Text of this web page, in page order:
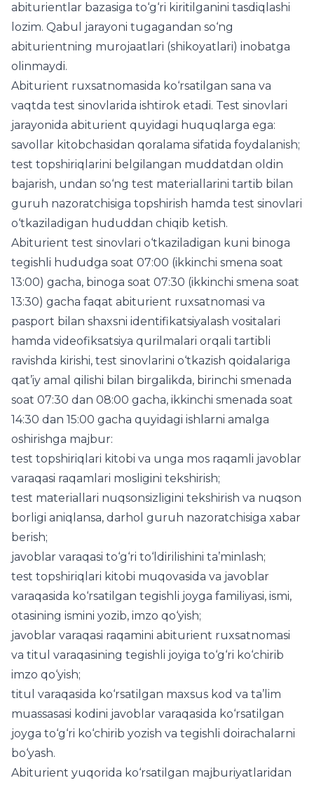
abiturientlar bazasiga to‘g‘ri kiritilganini tasdiqlashi
lozim. Qabul jarayoni tugagandan so‘ng
abiturientning murojaatlari (shikoyatlari) inobatga
olinmaydi.
Abiturient ruxsatnomasida ko‘rsatilgan sana va
vaqtda test sinovlarida ishtirok etadi. Test sinovlari
jarayonida abiturient quyidagi huquqlarga ega:
savollar kitobchasidan qoralama sifatida foydalanish;
test topshiriqlarini belgilangan muddatdan oldin
bajarish, undan so‘ng test materiallarini tartib bilan
guruh nazoratchisiga topshirish hamda test sinovlari
o‘tkaziladigan hududdan chiqib ketish.
Abiturient test sinovlari o‘tkaziladigan kuni binoga
tegishli hududga soat 07:00 (ikkinchi smena soat
13:00) gacha, binoga soat 07:30 (ikkinchi smena soat
13:30) gacha faqat abiturient ruxsatnomasi va
pasport bilan shaxsni identifikatsiyalash vositalari
hamda videofiksatsiya qurilmalari orqali tartibli
ravishda kirishi, test sinovlarini o‘tkazish qoidalariga
qat’iy amal qilishi bilan birgalikda, birinchi smenada
soat 07:30 dan 08:00 gacha, ikkinchi smenada soat
14:30 dan 15:00 gacha quyidagi ishlarni amalga
oshirishga majbur:
test topshiriqlari kitobi va unga mos raqamli javoblar
varaqasi raqamlari mosligini tekshirish;
test materiallari nuqsonsizligini tekshirish va nuqson
borligi aniqlansa, darhol guruh nazoratchisiga xabar
berish;
javoblar varaqasi to‘g‘ri to‘ldirilishini ta’minlash;
test topshiriqlari kitobi muqovasida va javoblar
varaqasida ko‘rsatilgan tegishli joyga familiyasi, ismi,
otasining ismini yozib, imzo qo‘yish;
javoblar varaqasi raqamini abiturient ruxsatnomasi
va titul varaqasining tegishli joyiga to‘g‘ri ko‘chirib
imzo qo‘yish;
titul varaqasida ko‘rsatilgan maxsus kod va ta’lim
muassasasi kodini javoblar varaqasida ko‘rsatilgan
joyga to‘g‘ri ko‘chirib yozish va tegishli doirachalarni
bo‘yash.
Abiturient yuqorida ko‘rsatilgan majburiyatlaridan